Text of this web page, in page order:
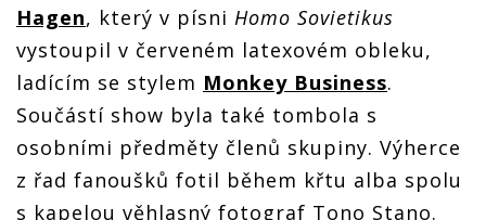
Hagen, který v písni Homo Sovietikus
vystoupil v červeném latexovém obleku,
ladícím se stylem Monkey Business.
Součástí show byla také tombola s
osobními předměty členů skupiny. Výherce
z řad fanoušků fotil během křtu alba spolu
s kapelou věhlasný fotograf Tono Stano.